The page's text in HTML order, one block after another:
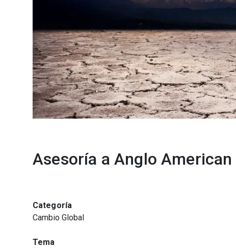
Asesoría a Anglo
Categoría
Cambio Global
Tema